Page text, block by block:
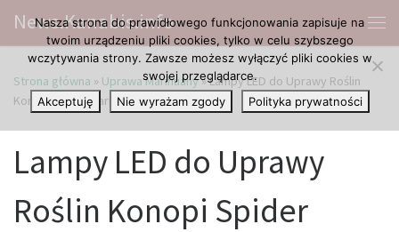
Przejdź do treści
News.Kanabis.info
Strona główna » Uprawa Marihuany» Lampy LED do Uprawy Roślin
Konopi Spider Farmer SF
Lampy LED do Uprawy
Roślin Konopi Spider
Nasza strona do prawidłowego funkcjonowania zapisuje na
twoim urządzeniu pliki cookies, tylko w celu szybszego
wczytywania strony. Zawsze możesz wyłączyć pliki cookies w
swojej przeglądarce.
Akceptuję
Nie wyrażam zgody Polityka prywatności